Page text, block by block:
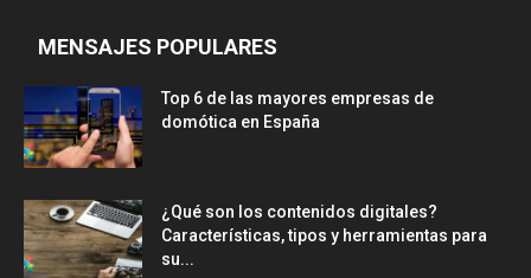
MENSAJES POPULARES
Top 6 de las mayores empresas de
domótica en España
¿Qué son los contenidos digitales?
Características, tipos y herramientas para
su...